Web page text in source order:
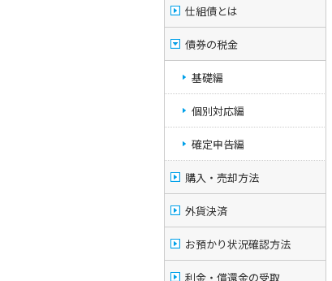
仕組債とは
債券の税金
基礎編
個別対応編
確定申告編
購入・売却方法
外貨決済
お預かり状況確認方法
利金・償還金の受取